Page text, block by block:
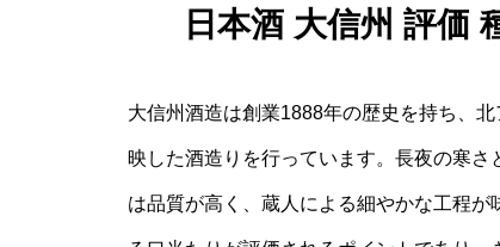
日本酒 大信州 評価
大信州酒造は創業1888年の歴史を持ち、
映した酒造りを行っています。長夜の寒
は品質が高く、蔵人による細やかな工程